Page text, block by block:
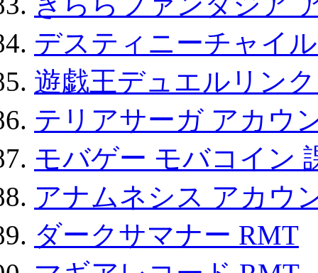
デスティニーチャイ
遊戯王デュエルリン
テリアサーガ アカウ
モバゲー モバコイン
アナムネシス アカウ
ダークサマナー RMT